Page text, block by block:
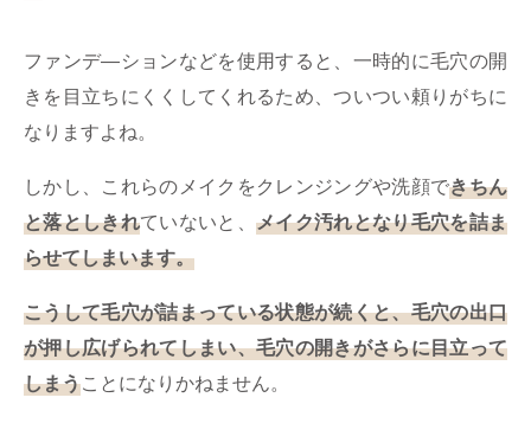
ファンデ―ションなどを使用すると、一時的に毛穴の開
きを目立ちにくくしてくれるため、ついつい頼りがちに
なりますよね。
しかし、これらのメイクをクレンジングや洗顔できちん
と落としきれていないと、 メイク汚れとなり毛穴を詰ま
らせてしまいます。
こうして毛穴が詰まっている状態が続くと、毛穴の出口
が押し広げられてしまい、毛穴の開きがさらに目立って
しまうことになりかねません。